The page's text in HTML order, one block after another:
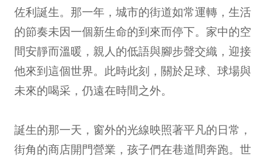
佐利誕生。那一年，城市的街道如常運轉，生活
的節奏未因一個新生命的到來而停下。家中的空
間安靜而溫暖，親人的低語與腳步聲交織，迎接
他來到這個世界。此時此刻，關於足球、球場與
未來的喝采，仍遠在時間之外。
誕生的那一天，窗外的光線映照著平凡的日常，
街角的商店開門營業，孩子們在巷道間奔跑。世